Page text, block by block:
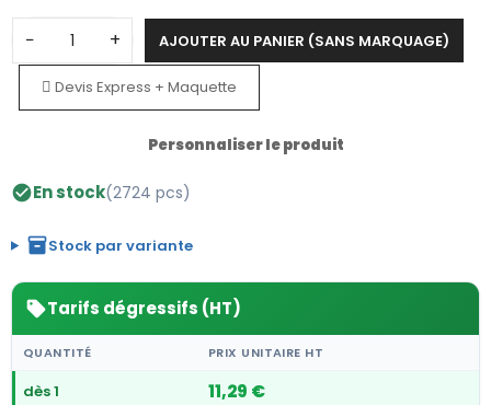
− + AJOUTER AU PANIER (SANS MARQUAGE)
Devis Express + Maquette
Personnaliser le produit
check_circleEn stock(2724 pcs)
inventory_2Stock par variante
sellTarifs dégressifs (HT)
QUANTITÉ PRIX UNITAIRE HT
dès 1 11,29 €